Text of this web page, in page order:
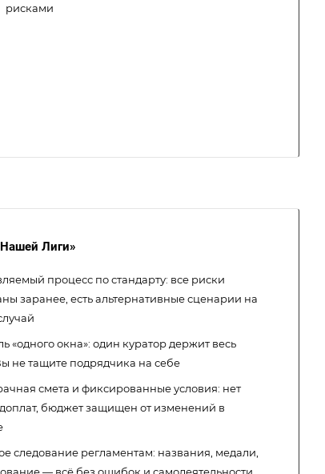
рисками
Лиги»
процесс по стандарту: все риски
заранее, есть альтернативные сценарии на
«одного окна»: один куратор держит весь
не тащите подрядчика на себе
смета и фиксированные условия: нет
бюджет защищен от изменений в
следование регламентам: названия, медали,